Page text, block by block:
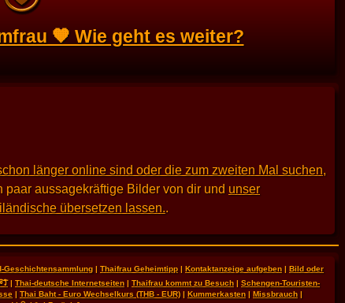
🧡 Wie geht es weiter?
länger online sind oder die zum zweiten Mal suchen,
paar aussagekräftige Bilder von dir und unser
übersetzen lassen..
Geschichtensammlung| Thaifrau Geheimtipp| Kontaktanzeige aufgeben| Bild oder
| Thai-deutsche Internetseiten| Thaifrau kommt zu Besuch| Schengen-Touristen-
| Thai Baht - Euro Wechselkurs (THB - EUR)| Kummerkasten| Missbrauch|